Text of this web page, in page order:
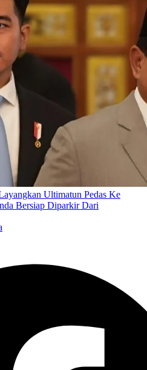
Ultimatun Pedas Ke
Bersiap Diparkir Dari